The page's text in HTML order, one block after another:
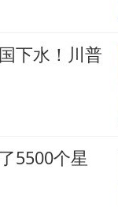
下水！川普
5500个星